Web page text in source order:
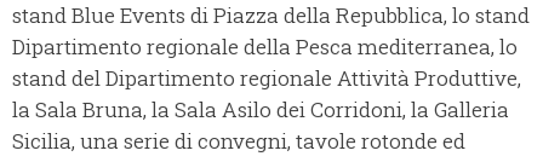
stand Blue Events di Piazza della Repubblica, lo stand
Dipartimento regionale della Pesca mediterranea, lo
stand del Dipartimento regionale Attività Produttive,
la Sala Bruna, la Sala Asilo dei Corridoni, la Galleria
Sicilia, una serie di convegni, tavole rotonde ed